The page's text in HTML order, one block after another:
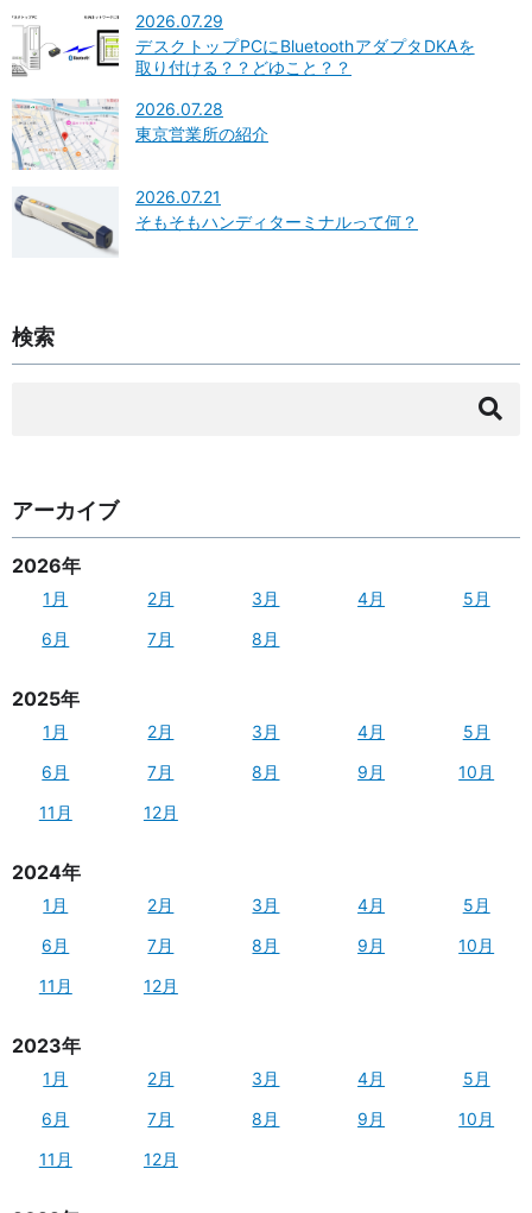
2026.07.29
デスクトップPCにBluetoothアダプタDKAを
取り付ける？？どゆこと？？
2026.07.28
東京営業所の紹介
2026.07.21
そもそもハンディターミナルって何？
検索
アーカイブ
2026年
1月 2月 3月 4月
5月
6月
7月 8月
2025年
1月 2月 3月 4月
5月
6月
7月 8月 9月
10月
11月
12月
2024年
1月 2月 3月 4月
5月
6月
7月 8月 9月
10月
11月
12月
2023年
1月 2月 3月 4月
5月
6月
7月 8月 9月
10月
11月
12月